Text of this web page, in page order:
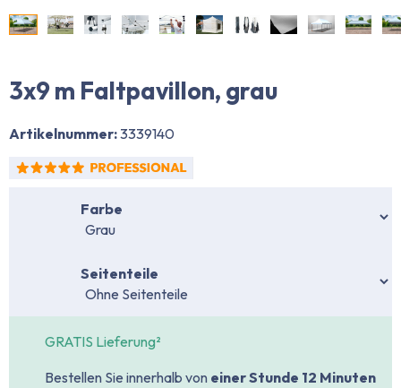
3x9 m Faltpavillon, grau
Artikelnummer:3339140
Farbe
Seitenteile
GRATIS Lieferung²
Bestellen Sie innerhalb von einer Stunde 12 Minuten